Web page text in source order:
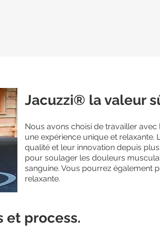
Jacuzzi® la valeur
Nous avons choisi de travailler
une expérience unique et
qualité et leur innovation depuis
pour soulager les douleurs
sanguine. Vous pourrez également
relaxante.
et process.